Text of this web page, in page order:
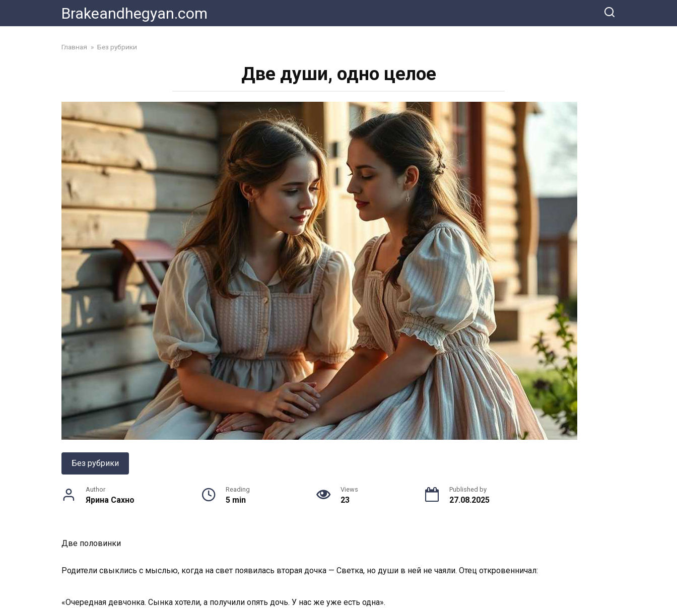
content
Brakeandhegyan.com
Главная » Без рубрики
Две души, одно целое
Без рубрики
Author
Ярина Сахно
Reading
5 min
Views
23
Published by
27.08.2025
Две половинки
Родители свыклись с мыслью, когда на свет появилась вторая дочка — Светка, но души в ней не чаяли. Отец откровенничал:
«Очередная девчонка. Сынка хотели, а получили опять дочь. У нас же уже есть одна».